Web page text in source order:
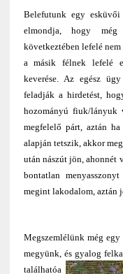
Belefutunk egy esküvői
elmondja, hogy
következtében lefelé nem
a másik félnek lefelé
keverése. Az egész
feladják a hirdetést,
hozományú fiuk/lányuk
megfelelő párt, aztán
alapján tetszik, akkor
után nászút jön, ahonnét
bontatlan
megint lakodalom, aztán
Megszemlélünk még egy
megyünk, és gyalog
találhatóa